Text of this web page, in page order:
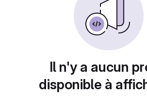
Il n'y a aucun
disponible à